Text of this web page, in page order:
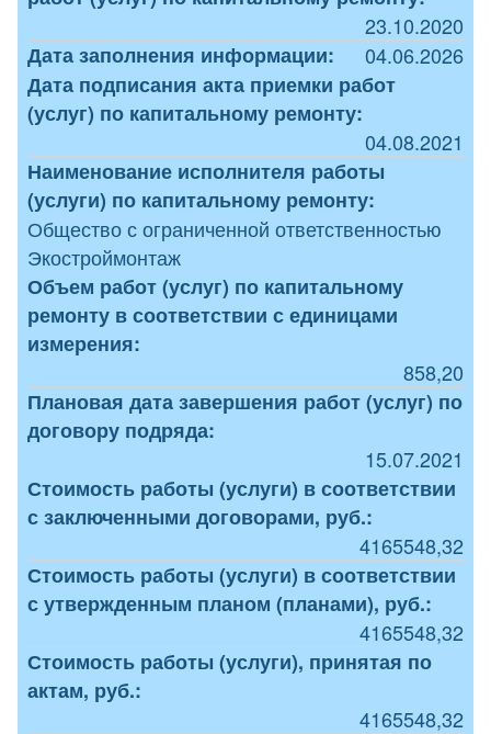
23.10.2020
Дата заполнения информации:
04.06.2026
Дата подписания акта приемки работ
(услуг) по капитальному ремонту:
04.08.2021
Наименование исполнителя работы
(услуги) по капитальному ремонту:
Общество с ограниченной ответственностью
Экостроймонтаж
Объем работ (услуг) по капитальному
ремонту в соответствии с единицами
измерения:
858,20
Плановая дата завершения работ (услуг) по
договору подряда:
15.07.2021
Стоимость работы (услуги) в соответствии
с заключенными договорами, руб.:
4165548,32
Стоимость работы (услуги) в соответствии
с утвержденным планом (планами), руб.:
4165548,32
Стоимость работы (услуги), принятая по
актам, руб.:
4165548,32